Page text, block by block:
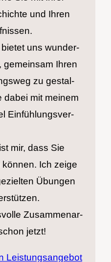
und Ihren
uns wun­der­
gemein­sam Ihren
zu gestal­
dabei mit mei­nem
Ein­füh­lungs­ver­
mir, dass Sie
Ich zei­ge
Übun­gen
Zusam­men­ar­
jetzt!
Leis­tungs­an­ge­bot